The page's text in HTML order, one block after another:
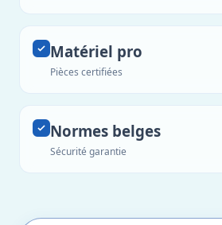
Matériel pro
Pièces certifiées
Normes belges
Sécurité garantie